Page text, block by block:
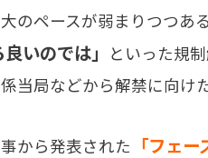
のペースが弱まりつつあ
良いのでは」
といった規
当局などから解禁に向け
から発表された 「フェー